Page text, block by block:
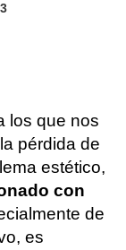
los que nos
pérdida de
estético,
con
de
es